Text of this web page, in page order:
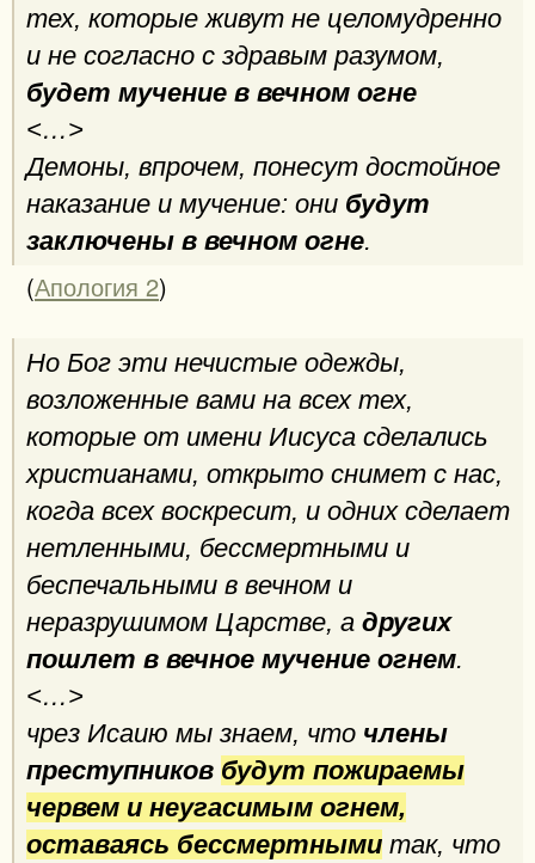
тех, которые живут не целомудренно
и не согласно с здравым разумом,
будет мучение в вечном огне
<…>
Демоны, впрочем, понесут достойное
наказание и мучение: они будут
заключены в вечном огне.
(Апология 2)
Но Бог эти нечистые одежды,
возложенные вами на всех тех,
которые от имени Иисуса сделались
христианами, открыто снимет с нас,
когда всех воскресит, и одних сделает
нетленными, бессмертными и
беспечальными в вечном и
неразрушимом Царстве, а других
пошлет в вечное мучение огнем.
<…>
чрез Исаию мы знаем, что члены
преступников будут пожираемы
червем и неугасимым огнем,
оставаясь бессмертными так, что